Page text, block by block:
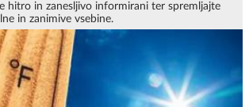
hitro in zanesljivo informirani ter spremljajte
in zanimive vsebine.